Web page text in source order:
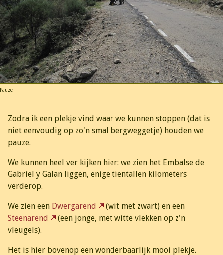
Pauze
Zodra ik een plekje vind waar we kunnen stoppen (dat is
niet eenvoudig op zo'n smal bergweggetje) houden we
pauze.
We kunnen heel ver kijken hier: we zien het Embalse de
Gabriel y Galan liggen, enige tientallen kilometers
verderop.
We zien een Dwergarend
(wit met zwart) en een
Steenarend
(een jonge, met witte vlekken op z'n
vleugels).
Het is hier bovenop een wonderbaarlijk mooi plekje.